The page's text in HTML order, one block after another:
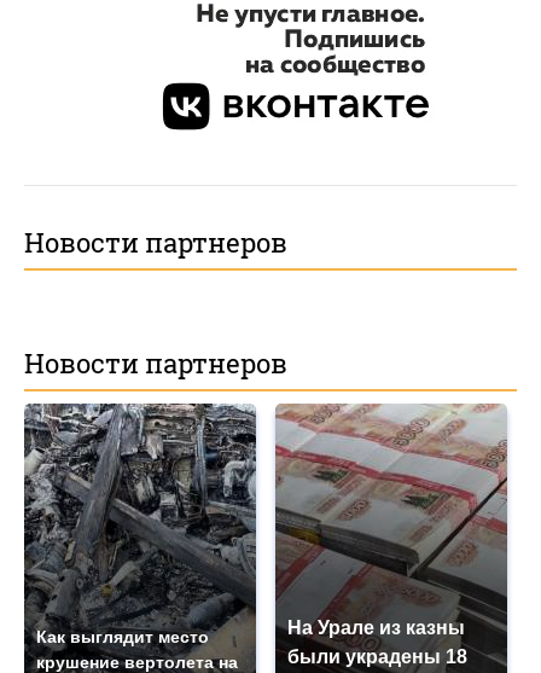
Новости партнеров
Новости партнеров
Как выглядит место
крушение вертолета на
На Урале из казны
были украдены 18